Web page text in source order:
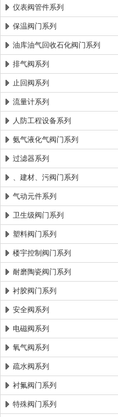
仪表阀管件系列
保温阀门系列
油库油气回收石化阀门系列
排气阀系列
止回阀系列
流量计系列
人防工程设备系列
氨气液化气阀门系列
过滤器系列
、建材、污阀门系列
气动元件系列
卫生级阀门系列
塑料阀门系列
楼宇控制阀门系列
耐磨陶瓷阀门系列
衬胶阀门系列
安全阀系列
电磁阀系列
氧气阀系列
疏水阀系列
衬氟阀门系列
特殊阀门系列